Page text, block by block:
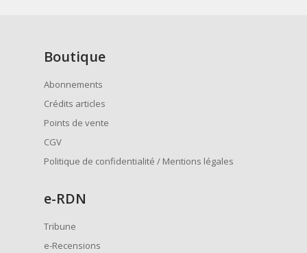
Boutique
Abonnements
Crédits articles
Points de vente
CGV
Politique de confidentialité / Mentions légales
e-RDN
Tribune
e-Recensions